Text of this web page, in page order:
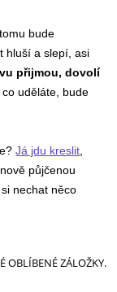
bude
hluší a slepí, asi
přijmou, dovolí
uděláte, bude
Já jdu kreslit
půjčenou
nechat něco
OBLÍBENÉ ZÁLOŽKY.